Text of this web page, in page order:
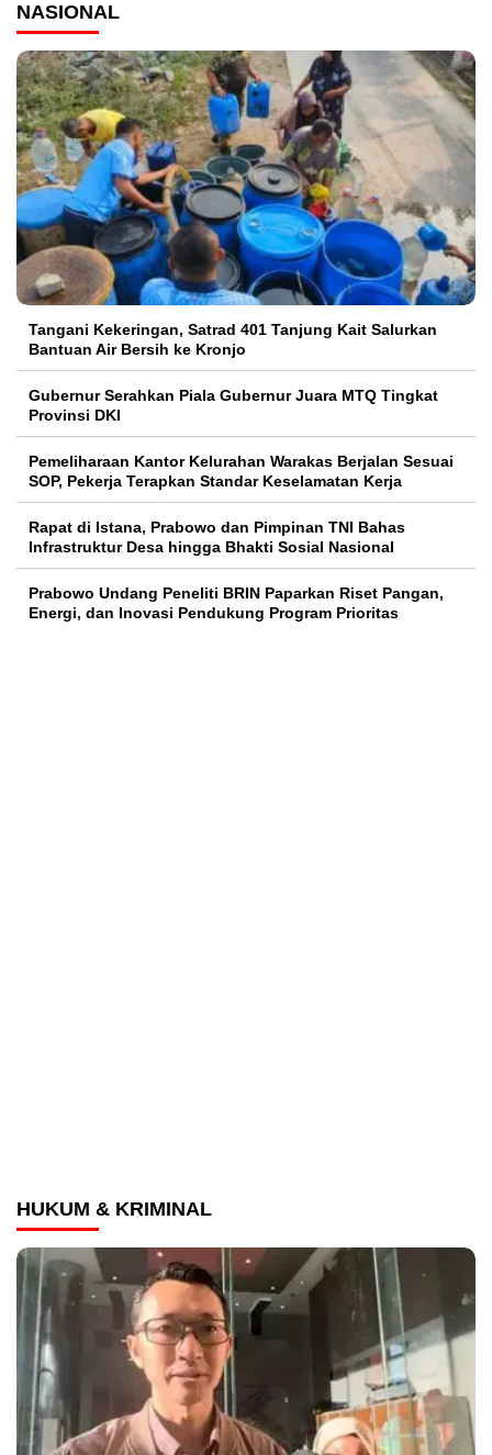
NASIONAL
Tangani Kekeringan, Satrad 401 Tanjung Kait Salurkan
Bantuan Air Bersih ke Kronjo
Gubernur Serahkan Piala Gubernur Juara MTQ Tingkat
Provinsi DKI
Pemeliharaan Kantor Kelurahan Warakas Berjalan Sesuai
SOP, Pekerja Terapkan Standar Keselamatan Kerja
Rapat di Istana, Prabowo dan Pimpinan TNI Bahas
Infrastruktur Desa hingga Bhakti Sosial Nasional
Prabowo Undang Peneliti BRIN Paparkan Riset Pangan,
Energi, dan Inovasi Pendukung Program Prioritas
HUKUM & KRIMINAL